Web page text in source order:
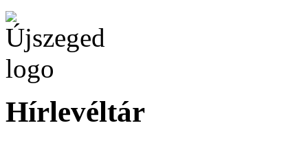
Hírlevéltár